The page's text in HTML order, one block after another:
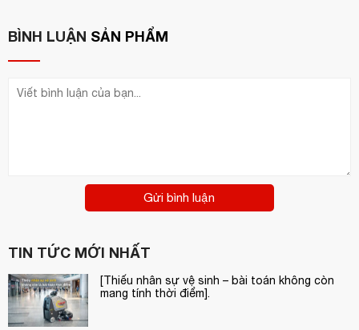
Thân máy bằng thép không gỉ. Buồng vẽ sâu.
Nắp trong suốt của polycarbonate có độ bền cao.
Chương trình dầu khô để làm khô máy bơm.
Mô hình được liệt kê NSF
Thông số kỹ thuật (dòng máy SE)
BÌNH LUẬN SẢN PHẨM
Gửi bình luận
TIN TỨC MỚI NHẤT
[Thiếu nhân sự vệ sinh – bài toán không còn
mang tính thời điểm].